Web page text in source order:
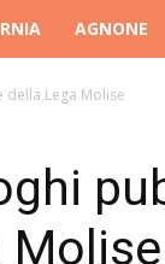
AGNONE
Lega Molise
Molise